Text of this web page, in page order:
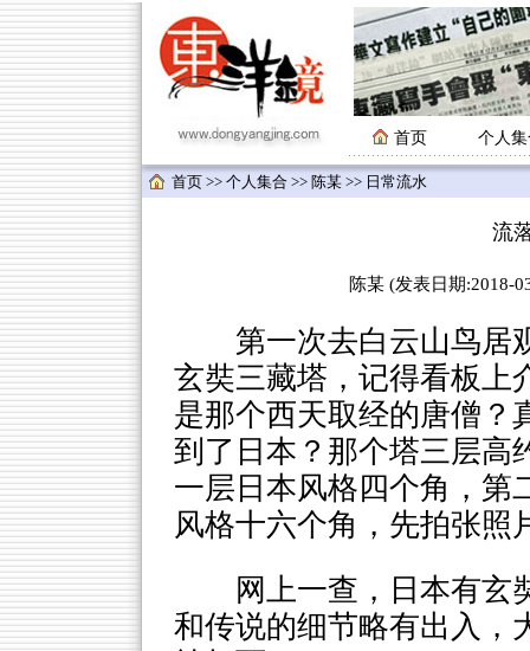
首页 个人
首页 >> 个人集合 >> 陈某 >> 日常流水
流
陈某 (发表日期:2018-
第一次去白云山鸟居
玄奘三藏塔，记得看板上
是那个西天取经的唐僧？
到了日本？那个塔三层高
一层日本风格四个角，第
风格十六个角，先拍张照
网上一查，日本有玄
和传说的细节略有出入，